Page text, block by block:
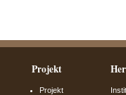
Projekt
Projekt